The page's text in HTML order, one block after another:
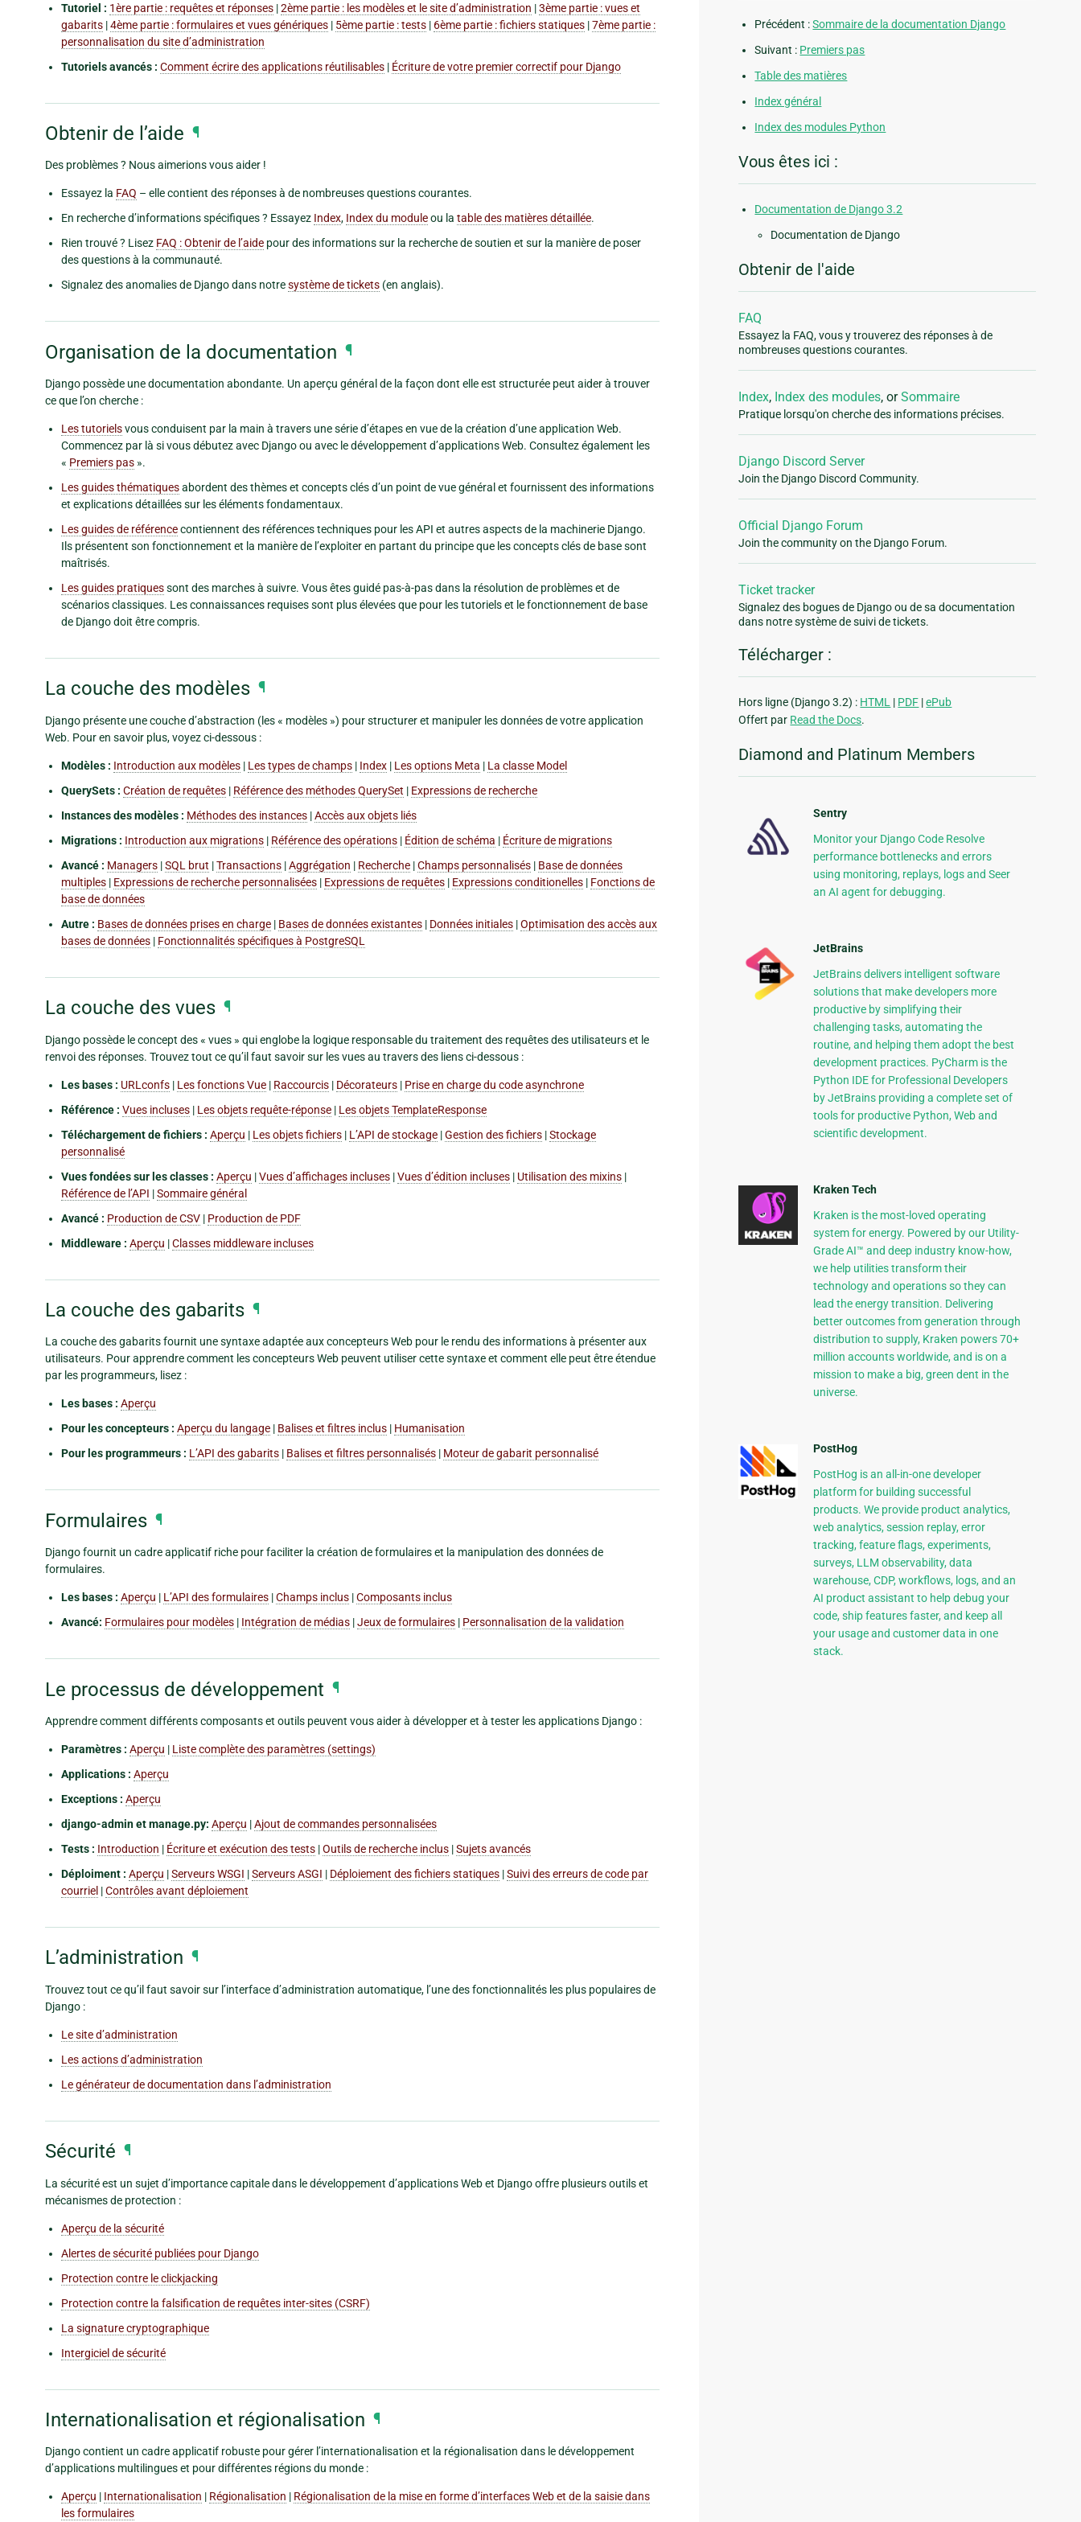
Tutoriel : 1ère partie : requêtes et réponses |2ème partie : les modèles et le site d’administration |3ème partie : vues et
gabarits |4ème partie : formulaires et vues génériques | 5ème partie : tests | 6ème partie : fichiers statiques |7ème partie :
personnalisation du site d’administration
Tutoriels avancés : Comment écrire des applications réutilisables | Écriture de votre premier correctif pour Django
Obtenir de l’aide ¶
Des problèmes ? Nous aimerions vous aider !
Essayez la FAQ – elle contient des réponses à de nombreuses questions courantes.
En recherche d’informations spécifiques ? Essayez Index, Index du moduleou la table des matières détaillée.
Rien trouvé ? Lisez FAQ : Obtenir de l’aide pour des informations sur la recherche de soutien et sur la manière de poser
des questions à la communauté.
Signalez des anomalies de Django dans notresystème de tickets (en anglais).
Organisation de la documentation ¶
Django possède une documentation abondante. Un aperçu général de la façon dont elle est structurée peut aider à trouver
ce que l’on cherche :
Les tutorielsvous conduisent par la main à travers une série d’étapes en vue de la création d’une application Web.
Commencez par là si vous débutez avec Django ou avec le développement d’applications Web. Consultez également les
« Premiers pas ».
Les guides thématiquesabordent des thèmes et concepts clés d’un point de vue général et fournissent des informations
et explications détaillées sur les éléments fondamentaux.
Les guides de référencecontiennent des références techniques pour les API et autres aspects de la machinerie Django.
Ils présentent son fonctionnement et la manière de l’exploiter en partant du principe que les concepts clés de base sont
maîtrisés.
Les guides pratiquessont des marches à suivre. Vous êtes guidé pas-à-pas dans la résolution de problèmes et de
scénarios classiques. Les connaissances requises sont plus élevées que pour les tutoriels et le fonctionnement de base
de Django doit être compris.
La couche des modèles ¶
Django présente une couche d’abstraction (les « modèles ») pour structurer et manipuler les données de votre application
Web. Pour en savoir plus, voyez ci-dessous :
Modèles : Introduction aux modèles | Les types de champs | Index | Les options Meta | La classe Model
QuerySets : Création de requêtes | Référence des méthodes QuerySet | Expressions de recherche
Instances des modèles : Méthodes des instances |Accès aux objets liés
Migrations : Introduction aux migrations | Référence des opérations | Édition de schéma | Écriture de migrations
Avancé : Managers |SQL brut |Transactions |Aggrégation | Recherche |Champs personnalisés | Base de données
multiples | Expressions de recherche personnalisées | Expressions de requêtes | Expressions conditionelles | Fonctions de
base de données
Autre : Bases de données prises en charge | Bases de données existantes | Données initiales |Optimisation des accès aux
bases de données | Fonctionnalités spécifiques à PostgreSQL
La couche des vues ¶
Django possède le concept des « vues » qui englobe la logique responsable du traitement des requêtes des utilisateurs et le
renvoi des réponses. Trouvez tout ce qu’il faut savoir sur les vues au travers des liens ci-dessous :
Les bases : URLconfs | Les fonctions Vue | Raccourcis | Décorateurs | Prise en charge du code asynchrone
Référence : Vues incluses | Les objets requête-réponse | Les objets TemplateResponse
Téléchargement de fichiers : Aperçu | Les objets fichiers | L’API de stockage |Gestion des fichiers |Stockage
personnalisé
Vues fondées sur les classes : Aperçu |Vues d’affichages incluses |Vues d’édition incluses | Utilisation des mixins |
Référence de l’API |Sommaire général
Avancé : Production de CSV | Production de PDF
Middleware : Aperçu |Classes middleware incluses
La couche des gabarits ¶
La couche des gabarits fournit une syntaxe adaptée aux concepteurs Web pour le rendu des informations à présenter aux
utilisateurs. Pour apprendre comment les concepteurs Web peuvent utiliser cette syntaxe et comment elle peut être étendue
par les programmeurs, lisez :
Les bases : Aperçu
Pour les concepteurs : Aperçu du langage | Balises et filtres inclus | Humanisation
Pour les programmeurs : L’API des gabarits | Balises et filtres personnalisés | Moteur de gabarit personnalisé
Formulaires ¶
Django fournit un cadre applicatif riche pour faciliter la création de formulaires et la manipulation des données de
formulaires.
Les bases : Aperçu | L’API des formulaires |Champs inclus |Composants inclus
Avancé: Formulaires pour modèles | Intégration de médias |Jeux de formulaires | Personnalisation de la validation
Le processus de développement ¶
Apprendre comment différents composants et outils peuvent vous aider à développer et à tester les applications Django :
Paramètres : Aperçu | Liste complète des paramètres (settings)
Applications : Aperçu
Exceptions : Aperçu
django-admin et manage.py: Aperçu |Ajout de commandes personnalisées
Tests : Introduction | Écriture et exécution des tests |Outils de recherche inclus |Sujets avancés
Déploiment : Aperçu |Serveurs WSGI |Serveurs ASGI | Déploiement des fichiers statiques |Suivi des erreurs de code par
courriel |Contrôles avant déploiement
L’administration ¶
Trouvez tout ce qu’il faut savoir sur l’interface d’administration automatique, l’une des fonctionnalités les plus populaires de
Django :
Le site d’administration
Les actions d’administration
Le générateur de documentation dans l’administration
Sécurité ¶
La sécurité est un sujet d’importance capitale dans le développement d’applications Web et Django offre plusieurs outils et
mécanismes de protection :
Aperçu de la sécurité
Alertes de sécurité publiées pour Django
Protection contre le clickjacking
Protection contre la falsification de requêtes inter-sites (CSRF)
La signature cryptographique
Intergiciel de sécurité
Internationalisation et régionalisation ¶
Django contient un cadre applicatif robuste pour gérer l’internationalisation et la régionalisation dans le développement
d’applications multilingues et pour différentes régions du monde :
Aperçu | Internationalisation | Régionalisation | Régionalisation de la mise en forme d’interfaces Web et de la saisie dans
les formulaires
Précédent :Sommaire de la documentation Django
Suivant : Premiers pas
Table des matières
Index général
Index des modules Python
Vous êtes ici :
Documentation de Django 3.2
Documentation de Django
Obtenir de l'aide
FAQ
Essayez la FAQ, vous y trouverez des réponses à de
nombreuses questions courantes.
Index, Index des modules, orSommaire
Pratique lorsqu'on cherche des informations précises.
Django Discord Server
Join the Django Discord Community.
Official Django Forum
Join the community on the Django Forum.
Ticket tracker
Signalez des bogues de Django ou de sa documentation
dans notre système de suivi de tickets.
Télécharger :
Hors ligne (Django 3.2) : HTML | PDF |ePub
Offert par Read the Docs.
Diamond and Platinum Members
Sentry
Monitor your Django Code Resolve
performance bottlenecks and errors
using monitoring, replays, logs and Seer
an AI agent for debugging.
JetBrains
JetBrains delivers intelligent software
solutions that make developers more
productive by simplifying their
challenging tasks, automating the
routine, and helping them adopt the best
development practices. PyCharm is the
Python IDE for Professional Developers
by JetBrains providing a complete set of
tools for productive Python, Web and
scientific development.
Kraken Tech
Kraken is the most-loved operating
system for energy. Powered by our Utility-
Grade AI™ and deep industry know-how,
we help utilities transform their
technology and operations so they can
lead the energy transition. Delivering
better outcomes from generation through
distribution to supply, Kraken powers 70+
million accounts worldwide, and is on a
mission to make a big, green dent in the
universe.
PostHog
PostHog is an all-in-one developer
platform for building successful
products. We provide product analytics,
web analytics, session replay, error
tracking, feature flags, experiments,
surveys, LLM observability, data
warehouse, CDP, workflows, logs, and an
AI product assistant to help debug your
code, ship features faster, and keep all
your usage and customer data in one
stack.